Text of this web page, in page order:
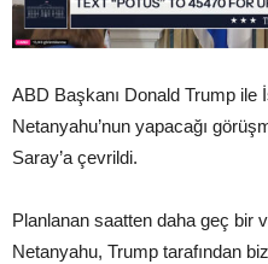
ABD Başkanı Donald Trump ile
Netanyahu’nun yapacağı
Saray’a çevrildi.
Planlanan saatten daha geç bir
Netanyahu, Trump tarafından